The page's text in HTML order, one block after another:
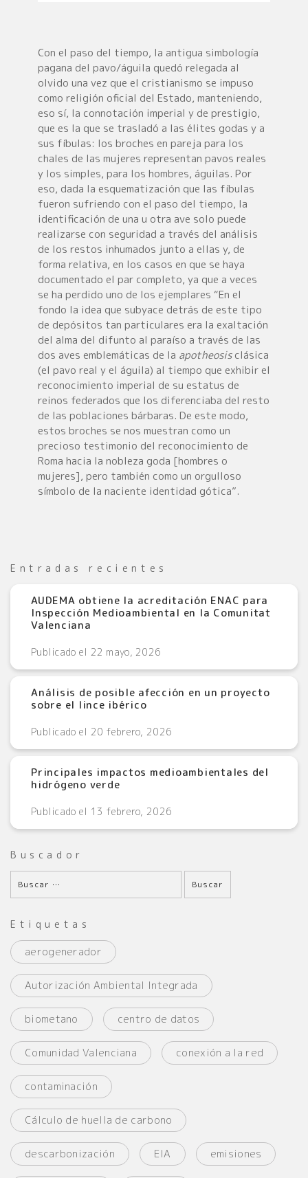
Con el paso del tiempo, la antigua simbología
pagana del pavo/águila quedó relegada al
olvido una vez que el cristianismo se impuso
como religión oficial del Estado, manteniendo,
eso sí, la connotación imperial y de prestigio,
que es la que se trasladó a las élites godas y a
sus fíbulas: los broches en pareja para los
chales de las mujeres representan pavos reales
y los simples, para los hombres, águilas. Por
eso, dada la esquematización que las fíbulas
fueron sufriendo con el paso del tiempo, la
identificación de una u otra ave solo puede
realizarse con seguridad a través del análisis
de los restos inhumados junto a ellas y, de
forma relativa, en los casos en que se haya
documentado el par completo, ya que a veces
se ha perdido uno de los ejemplares “En el
fondo la idea que subyace detrás de este tipo
de depósitos tan particulares era la exaltación
del alma del difunto al paraíso a través de las
dos aves emblemáticas de la apotheosisclásica
(el pavo real y el águila) al tiempo que exhibir el
reconocimiento imperial de su estatus de
reinos federados que los diferenciaba del resto
de las poblaciones bárbaras. De este modo,
estos broches se nos muestran como un
precioso testimonio del reconocimiento de
Roma hacia la nobleza goda [hombres o
mujeres], pero también como un orgulloso
símbolo de la naciente identidad gótica”.
Entradas recientes
AUDEMA obtiene la acreditación ENAC para
Inspección Medioambiental en la Comunitat
Valenciana
Publicado el 22 mayo, 2026
Análisis de posible afección en un proyecto
sobre el lince ibérico
Publicado el 20 febrero, 2026
Principales impactos medioambientales del
hidrógeno verde
Publicado el 13 febrero, 2026
Buscador
Etiquetas
aerogenerador
Autorización Ambiental Integrada
biometano centro de datos
Comunidad Valenciana conexión a la red
contaminación
Cálculo de huella de carbono
descarbonización EIA emisiones